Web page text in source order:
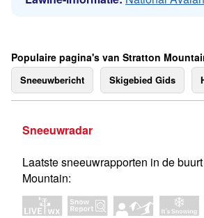
Populaire pagina's van Stratton
Sneeuwbericht Skigebied Gids
Sneeuwradar
Laatste sneeuwrapporten in de
Mountain: